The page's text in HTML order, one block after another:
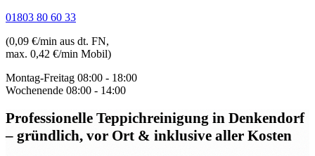
01803 80 60 33
(0,09 €/min aus dt. FN,
max. 0,42 €/min Mobil)
Montag-Freitag 08:00 - 18:00
Wochenende 08:00 - 14:00
Professionelle Teppichreinigung in Denkendorf
– gründlich, vor Ort & inklusive aller Kosten